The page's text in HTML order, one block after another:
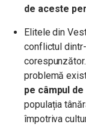
de aceste
Elitele din
conflictul
problemă
pe câmpul de
populația
împotriva